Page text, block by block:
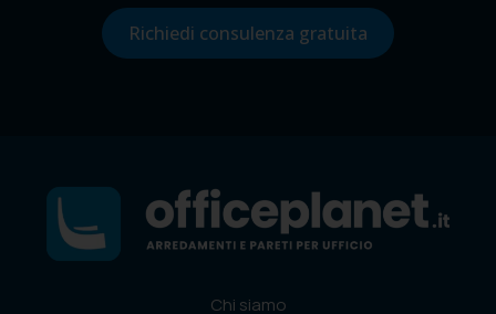
Richiedi consulenza gratuita
Chi siamo